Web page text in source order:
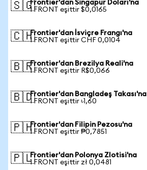
🇸🇬Frontier'dan Singapur Doları'na
1 FRONT eşittir $0,0165
🇨🇭Frontier'dan İsviçre Frangı'na
1 FRONT eşittir CHF 0,0104
🇧🇷Frontier'dan Brezilya Reali'na
1 FRONT eşittir R$0,066
🇧🇩Frontier'dan Bangladeş Takası'na
1 FRONT eşittir ৳1,60
🇵🇭Frontier'dan Filipin Pezosu'na
1 FRONT eşittir ₱0,7851
🇵🇱Frontier'dan Polonya Zlotisi'na
1 FRONT eşittir zł 0,0481